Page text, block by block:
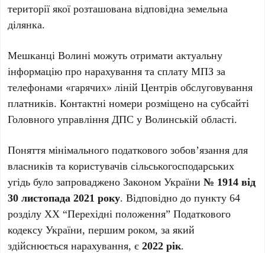
території якої розташована відповідна земельна
ділянка.
Мешканці Волині можуть отримати актуальну
інформацію про нарахування та сплату МПЗ за
телефонами «гарячих» ліній Центрів обслуговування
платників. Контактні номери розміщено на субсайті
Головного управління ДПС у Волинській області.
Поняття мінімального податкового зобов’язання для
власників та користувачів сільськогосподарських
угідь було запроваджено Законом України№ 1914 від
30 листопада 2021 року. Відповідно до пункту 64
розділу ХХ “Перехідні положення” Податкового
кодексу України, першим роком, за який
здійснюється нарахування, є2022 рік.